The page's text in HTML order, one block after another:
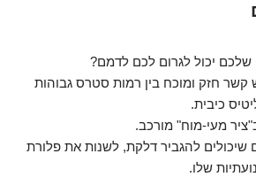
יכול לגרום לכם לדמם?
קשר חזק ומוכח בין רמות סטרס גבוהות
כיבית.
מעי-מוח" מורכב.
להגביר דלקת, לשנות את פלורת
שלו.